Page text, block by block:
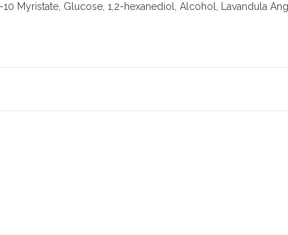
Myristate, Glucose, 1,2-hexanediol, Alcohol, Lavandula